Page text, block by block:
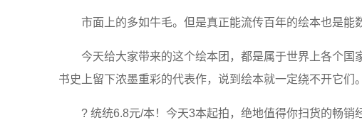
市面上的多如牛毛。但是真正能流传百年的绘本也是能
今天给大家带来的这个绘本团，都是属于世界上各个
书史上留下浓墨重彩的代表作，说到绘本就一定绕不开它们。
? 统统6.8元/本！今天3本起拍，绝地值得你扫货的畅销